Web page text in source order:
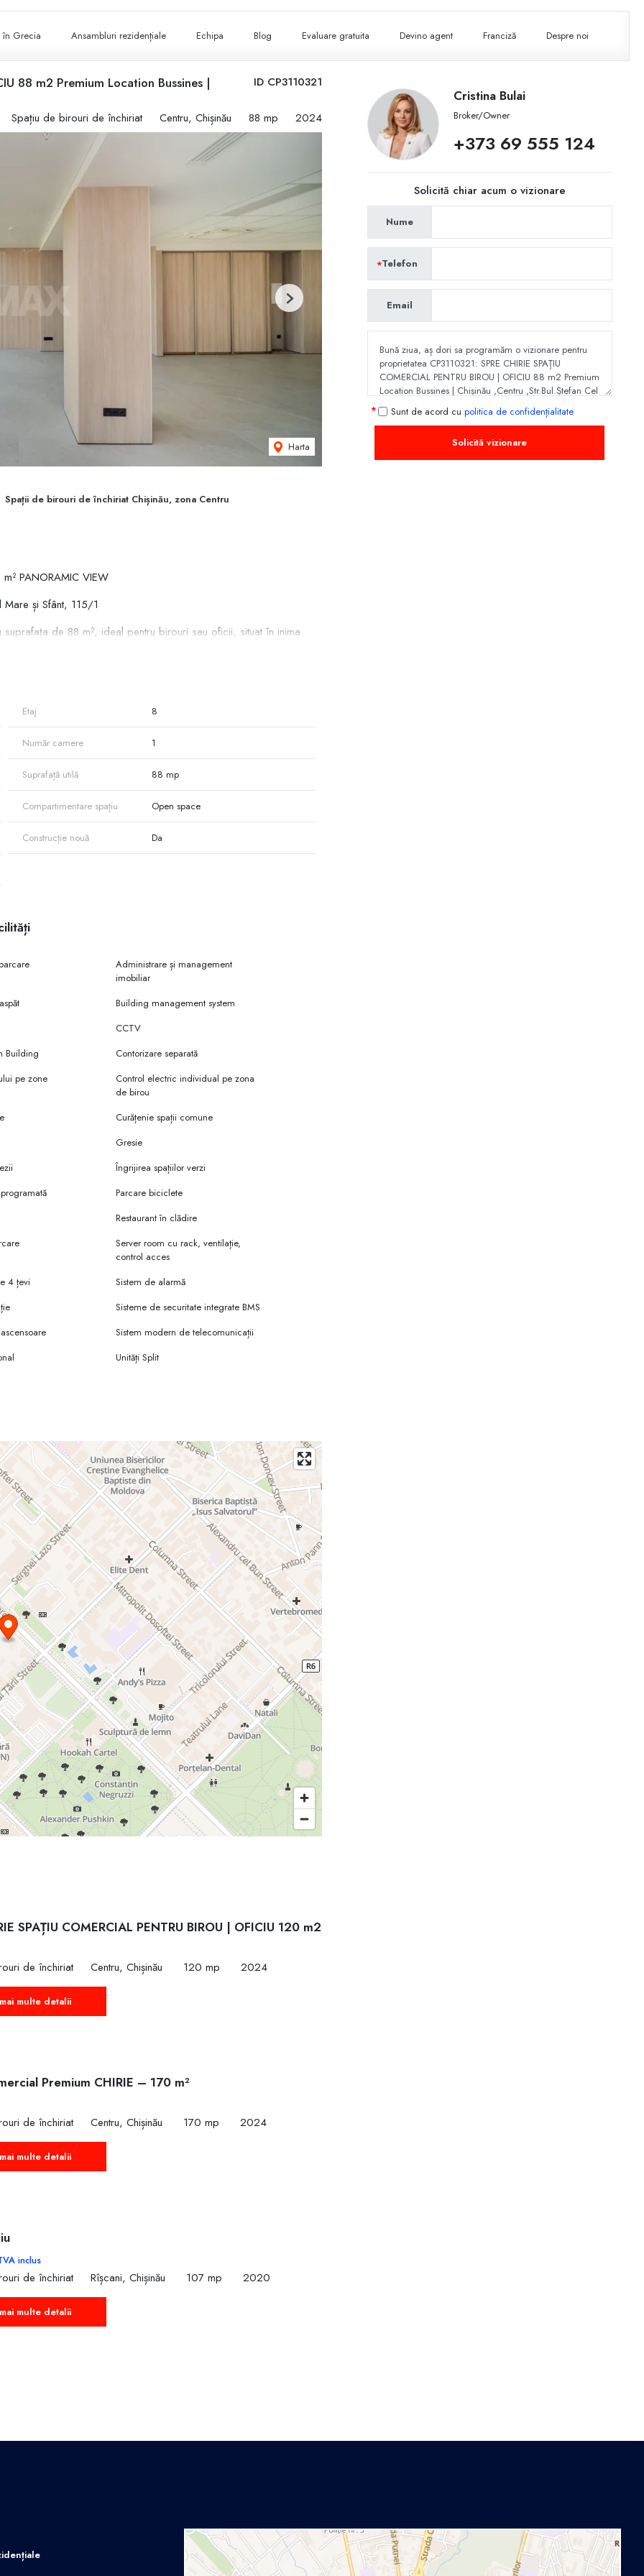
în Grecia Ansambluri rezidențiale Echipa Blog Evaluare gratuita Devino agent Franciză Despre noi
ID CP3110321
88 m2 Premium Location Bussines |
Spațiu de birouri de închiriat Centru, Chișinău 88 mp 2024
Harta
Next
Spații de birouri de închiriat Chișinău, zona Centru
m² PANORAMIC VIEW
Mare și Sfânt, 115/1
de 88 m², ideal pentru birouri sau oficii, situat în inima
din Chișinău
premium
ca o clădire puternică, sigură și modernă, cu o atenție excepțională
este o clădire de birouri premium. Elegantă și în același timp
Etaj 8
Număr camere 1
Suprafață utilă 88 mp
Compartimentare spațiu Open space
Construcție nouă Da
Administrare și management
imobiliar
Building management system
CCTV
Building
Contorizare separată
pe zone
Control electric individual pe zona
de birou
Curățenie spații comune
Gresie
Îngrijirea spațiilor verzi
Parcare biciclete
Restaurant în clădire
Server room cu rack, ventilație,
control acces
4 țevi
Sistem de alarmă
Sisteme de securitate integrate BMS
Sistem modern de telecomunicații
Unități Split
Cristina Bulai
Broker/Owner
+373 69 555 124
Solicită chiar acum o vizionare
Nume
Telefon
Email
Sunt de acord cu politica de confidențialitate
Solicită vizionare
SPAȚIU COMERCIAL PENTRU BIROU | OFICIU 120 m2
de închiriat Centru, Chișinău 120 mp 2024
multe detalii
Premium CHIRIE – 170 m²
de închiriat Centru, Chișinău 170 mp 2024
multe detalii
inclus
de închiriat Rîșcani, Chișinău 107 mp 2020
multe detalii